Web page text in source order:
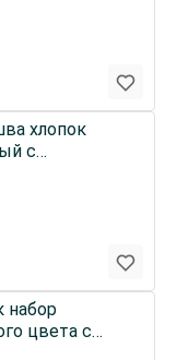
хлопок
с
набор
цвета с